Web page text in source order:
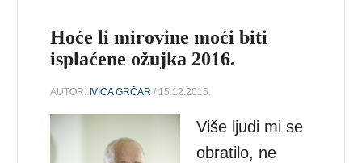
Hoće li mirovine moći biti
isplaćene ožujka 2016.
AUTOR: IVICA GRČAR / 15.12.2015.
Više ljudi mi se
obratilo, ne